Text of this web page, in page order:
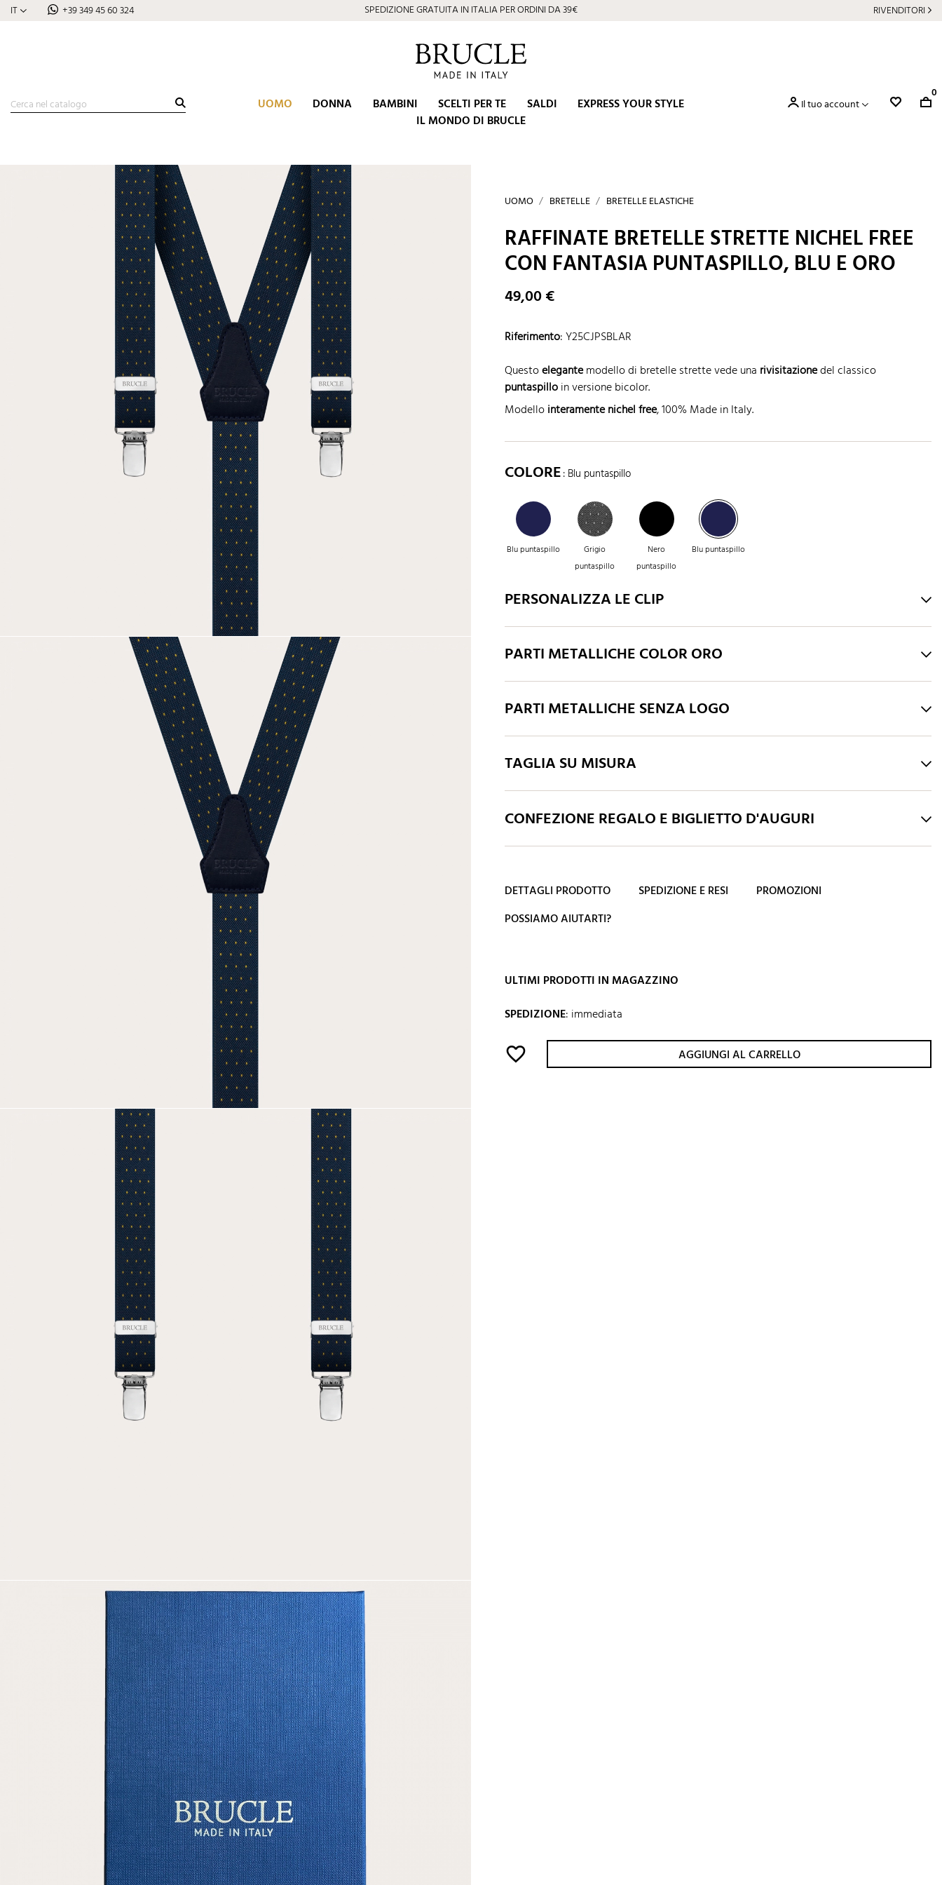
IT +39 349 45 60 324 SPEDIZIONE GRATUITA IN ITALIA PER ORDINI DA 39€ RIVENDITORI
UOMO DONNA BAMBINI SCELTI PER TE SALDI
EXPRESS YOUR STYLE
IL MONDO DI BRUCLE
Il tuo account
0
UOMO BRETELLE BRETELLE ELASTICHE
RAFFINATE BRETELLE STRETTE NICHEL FREE
CON FANTASIA PUNTASPILLO, BLU E ORO
49,00 €
Riferimento:Y25CJPSBLAR
Questoelegantemodello di bretelle strette vede una rivisitazionedel classico
puntaspilloin versione bicolor.
Modellointeramente nichel free, 100% Made in Italy.
COLORE: Blu puntaspillo
Blu puntaspillo
Grigio
puntaspillo
Nero
puntaspillo
Blu puntaspillo
PERSONALIZZA LE CLIP
PARTI METALLICHE COLOR ORO
PARTI METALLICHE SENZA LOGO
TAGLIA SU MISURA
CONFEZIONE REGALO E BIGLIETTO D'AUGURI
DETTAGLI PRODOTTO SPEDIZIONE E RESI
PROMOZIONI
POSSIAMO AIUTARTI?
ULTIMI PRODOTTI IN MAGAZZINO
SPEDIZIONE: immediata
favorite_border AGGIUNGI AL CARRELLO